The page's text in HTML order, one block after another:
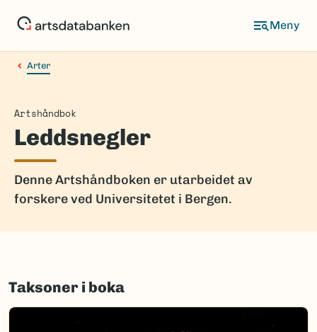
Arter
Artshåndbok
Leddsnegler
Denne Artshåndboken er utarbeidet av
forskere ved Universitetet i Bergen.
Taksoner i boka